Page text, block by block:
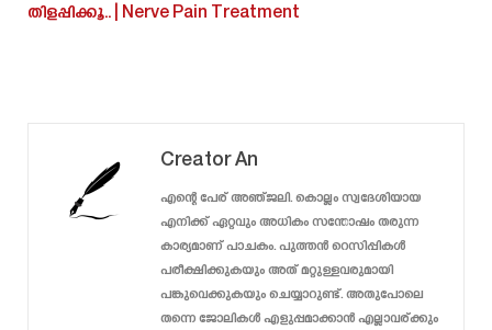
തിളപ്പിക്കൂ.. | Nerve Pain Treatment
Creator An
എന്റെ പേര് അഞ്ജലി. കൊല്ലം സ്വദേശിയായ
എനിക്ക് ഏറ്റവും അധികം സന്തോഷം തരുന്ന
കാര്യമാണ് പാചകം. പുത്തൻ റെസിപ്പികൾ
പരീക്ഷിക്കുകയും അത് മറ്റുള്ളവരുമായി
പങ്കുവെക്കുകയും ചെയ്യാറുണ്ട്. അതുപോലെ
തന്നെ ജോലികൾ എളുപ്പമാക്കാൻ എല്ലാവര്ക്കും